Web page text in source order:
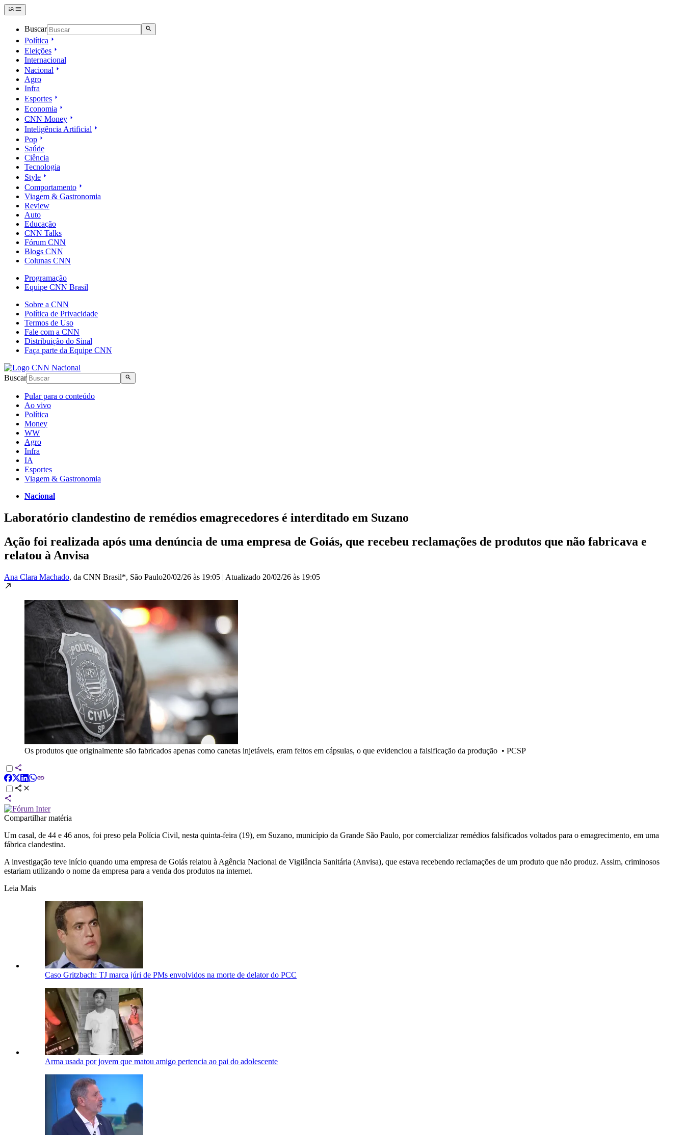
Buscar
Política
Eleições
Internacional
Nacional
Agro
Infra
Esportes
Economia
CNN Money
Inteligência Artificial
Pop
Saúde
Ciência
Tecnologia
Style
Comportamento
Viagem & Gastronomia
Review
Auto
Educação
CNN Talks
Fórum CNN
Blogs CNN
Colunas CNN
Programação
Equipe CNN Brasil
Sobre a CNN
Política de Privacidade
Termos de Uso
Fale com a CNN
Distribuição do Sinal
Faça parte da Equipe CNN
Buscar
Pular para o conteúdo
Ao vivo
Política
Money
WW
Agro
Infra
IA
Esportes
Viagem & Gastronomia
Nacional
Laboratório clandestino de remédios emagrecedores é interditado em Suzano
Ação foi realizada após uma denúncia de uma empresa de Goiás, que recebeu reclamações de produtos que não fabricava e
relatou à Anvisa
Ana Clara Machado, da CNN Brasil*, São Paulo20/02/26 às 19:05 | Atualizado 20/02/26 às 19:05
Os produtos que originalmente são fabricados apenas como canetas injetáveis, eram feitos em cápsulas, o que evidenciou a falsificação da produção • PCSP
Compartilhar matéria
Um casal, de 44 e 46 anos, foi preso pela Polícia Civil, nesta quinta-feira (19), em Suzano, município da Grande São Paulo, por comercializar remédios falsificados voltados para o emagrecimento, em uma
fábrica clandestina.
A investigação teve início quando uma empresa de Goiás relatou à Agência Nacional de Vigilância Sanitária (Anvisa), que estava recebendo reclamações de um produto que não produz. Assim, criminosos
estariam utilizando o nome da empresa para a venda dos produtos na internet.
Leia Mais
Caso Gritzbach: TJ marca júri de PMs envolvidos na morte de delator do PCC
Arma usada por jovem que matou amigo pertencia ao pai do adolescente